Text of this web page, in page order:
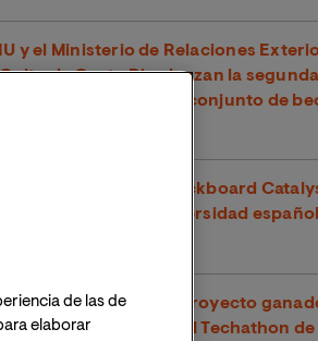
y el Ministerio de Relaciones
de Costa Rica lanzan la segunda
de su programa conjunto de
recibe su quinto Blackboard
y es la única universidad
IS se alza como proyecto
la segunda edición del Techathon de
de las de
elaborar